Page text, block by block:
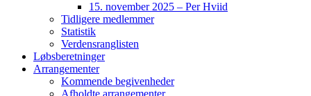
15. november 2025 – Per Hviid
Tidligere medlemmer
Statistik
Verdensranglisten
Løbsberetninger
Arrangementer
Kommende begivenheder
Afholdte arrangementer